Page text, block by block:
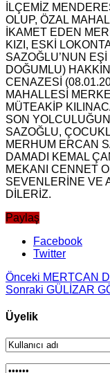
İLÇEMİZ
OLUP, ÖZAL
İKAMET EDEN
KIZI, ESKİ
SAZOĞLU’NUN
DOĞUMLU)
CENAZESİ
MAHALLESİ
MÜTEAKİP
SON
SAZOĞLU,
MERHUM ERCAN
DAMADI KEMAL
MEKANI CENNET
SEVENLERİNE VE
DİLERİZ.
Paylaş
Facebook
Twitter
Önceki MERTCAN
Sonraki GÜLİZAR
Üyelik